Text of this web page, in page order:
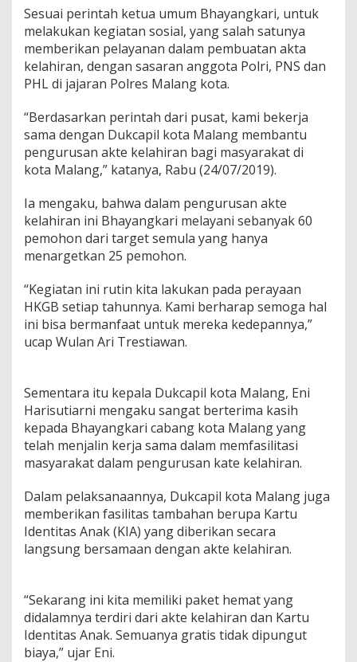
e
r
g
i
t
a
h
a
y
a
k
a
r
i
i
s
p
e
k
c
a
p
i
l
o
t
a
M
a
n
g
Sesuai perintah ketua umum Bhayangkari, untuk
melakukan kegiatan sosial, yang salah satunya
memberikan pelayanan dalam pembuatan akta
kelahiran, dengan sasaran anggota Polri, PNS dan
PHL di jajaran Polres Malang kota.
“Berdasarkan perintah dari pusat, kami bekerja
sama dengan Dukcapil kota Malang membantu
pengurusan akte kelahiran bagi masyarakat di
kota Malang,” katanya, Rabu (24/07/2019).
Ia mengaku, bahwa dalam pengurusan akte
kelahiran ini Bhayangkari melayani sebanyak 60
pemohon dari target semula yang hanya
menargetkan 25 pemohon.
“Kegiatan ini rutin kita lakukan pada perayaan
HKGB setiap tahunnya. Kami berharap semoga hal
ini bisa bermanfaat untuk mereka kedepannya,”
ucap Wulan Ari Trestiawan.
Sementara itu kepala Dukcapil kota Malang, Eni
Harisutiarni mengaku sangat berterima kasih
kepada Bhayangkari cabang kota Malang yang
telah menjalin kerja sama dalam memfasilitasi
masyarakat dalam pengurusan kate kelahiran.
Dalam pelaksanaannya, Dukcapil kota Malang juga
memberikan fasilitas tambahan berupa Kartu
Identitas Anak (KIA) yang diberikan secara
langsung bersamaan dengan akte kelahiran.
“Sekarang ini kita memiliki paket hemat yang
didalamnya terdiri dari akte kelahiran dan Kartu
Identitas Anak. Semuanya gratis tidak dipungut
biaya,” ujar Eni.